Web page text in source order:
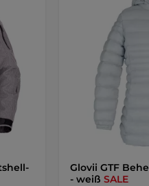
Glovii GTF
- weiß SALE